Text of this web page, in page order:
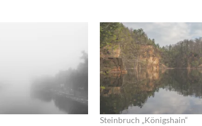
Steinbruch „Königshain“